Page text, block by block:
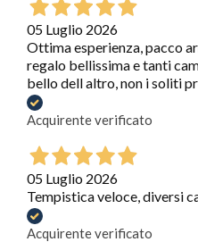
05 Luglio 2026
Ottima esperienza, pacco
regalo bellissima e tanti
bello dell altro, non i soliti
Acquirente verificato
05 Luglio 2026
Tempistica veloce, diversi
Acquirente verificato